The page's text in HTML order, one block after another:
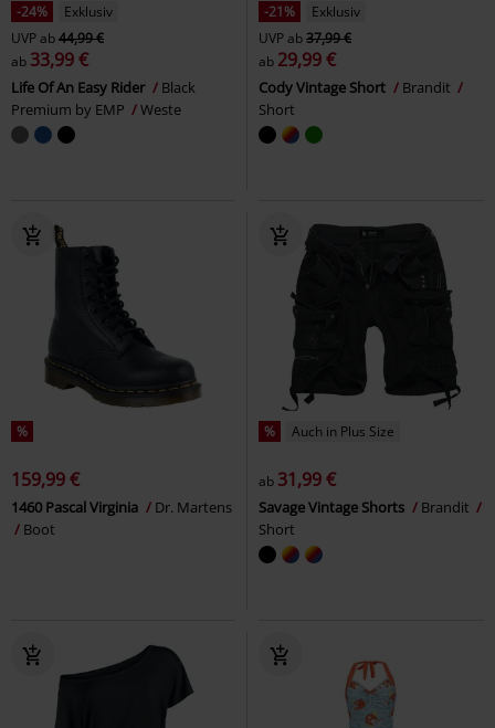
-24%
Exklusiv
UVPab44,99 €
ab 33,99 €
Life Of An Easy Rider
Black
Premium by EMP
Weste
-21%
Exklusiv
UVPab37,99 €
ab 29,99 €
Cody Vintage Short
Brandit
Short
%
159,99 €
1460 Pascal Virginia
Dr. Martens
Boot
% Auch in Plus Size
ab 31,99 €
Savage Vintage Shorts
Brandit
Short